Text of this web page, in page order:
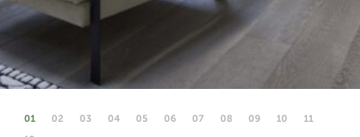
01 02 03 04 05 06 07 08 09 10
11